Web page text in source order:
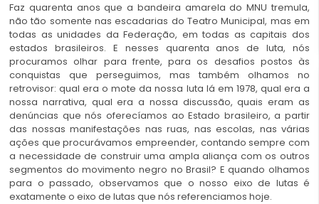
Faz quarenta anos que a bandeira amarela do MNU tremula,
não tão somente nas escadarias do Teatro Municipal, mas em
todas as unidades da Federação, em todas as capitais dos
estados brasileiros. E nesses quarenta anos de luta, nós
procuramos olhar para frente, para os desafios postos às
conquistas que perseguimos, mas também olhamos no
retrovisor: qual era o mote da nossa luta lá em 1978, qual era a
nossa narrativa, qual era a nossa discussão, quais eram as
denúncias que nós oferecíamos ao Estado brasileiro, a partir
das nossas manifestações nas ruas, nas escolas, nas várias
ações que procurávamos empreender, contando sempre com
a necessidade de construir uma ampla aliança com os outros
segmentos do movimento negro no Brasil? E quando olhamos
para o passado, observamos que o nosso eixo de lutas é
exatamente o eixo de lutas que nós referenciamos hoje.